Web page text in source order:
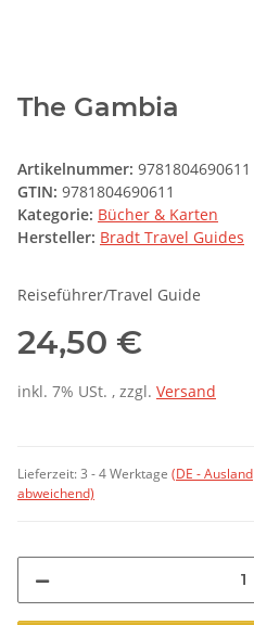
The Gambia
Artikelnummer: 9781804690611
GTIN: 9781804690611
Kategorie: Bücher & Karten
Hersteller: Bradt Travel Guides
Reiseführer/Travel Guide
24,50 €
inkl. 7% USt. , zzgl. Versand
Lieferzeit:3 - 4 Werktage (DE - Ausland
abweichend)